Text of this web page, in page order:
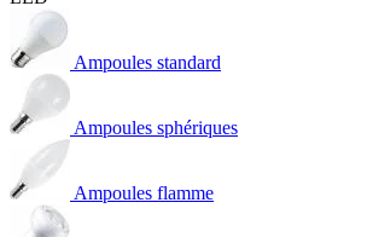
Ampoules standard
Ampoules sphériques
Ampoules flamme